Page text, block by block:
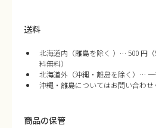
送料
北海道内（離島を除く ）… 500 円
料無料）
北海道外（沖縄・離島を除く）… 一
沖縄・離島についてはお問い合わせ
商品の保管